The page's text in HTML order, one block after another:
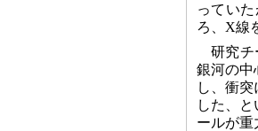
ってい
ろ、X線
研究チ
銀河の中
し、衝
した、
ールが